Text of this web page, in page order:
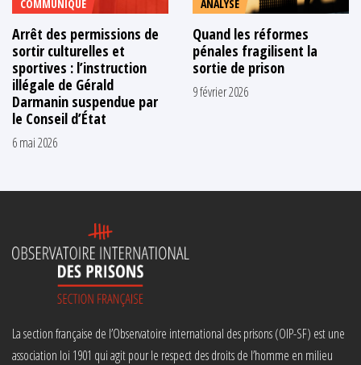
COMMUNIQUÉ
Arrêt des permissions de
sortir culturelles et
sportives : l’instruction
illégale de Gérald
Darmanin suspendue par
le Conseil d’État
6 mai 2026
ANALYSE
Quand les réformes
pénales fragilisent la
sortie de prison
9 février 2026
La section française de l’Observatoire international des prisons (OIP-SF) est une
association loi 1901 qui agit pour le respect des droits de l’homme en milieu